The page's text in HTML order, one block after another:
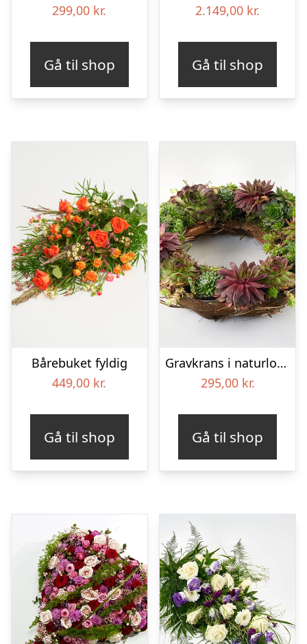
299,00 kr.
Gå til shop
2.149,00 kr.
Gå til shop
Bårebuket fyldig
449,00 kr.
Gå til shop
Gravkrans i naturlook – Blomster til begravelse
295,00 kr.
Gå til shop